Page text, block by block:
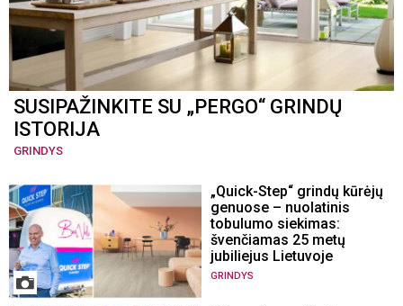
SUSIPAŽINKITE SU „PERGO“ GRINDŲ
ISTORIJA
GRINDYS
„Quick-Step“ grindų kūrėjų
genuose – nuolatinis
tobulumo siekimas:
švenčiamas 25 metų
jubiliejus Lietuvoje
GRINDYS